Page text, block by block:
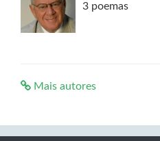
3 poemas
Mais autores